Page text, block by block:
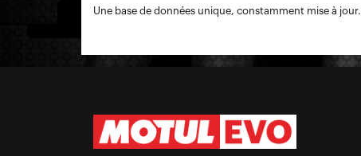
Une base de données unique, constamment mise à jour.